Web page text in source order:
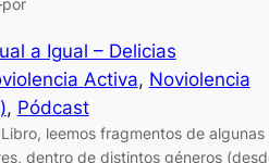
por
a Igual – Delicias
Activa, Noviolencia
, Pódcast
leemos fragmentos de algunas
dentro de distintos géneros